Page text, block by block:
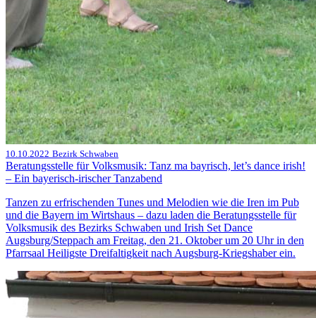
10.10.2022 Bezirk Schwaben
Beratungsstelle für Volksmusik: Tanz ma bayrisch, let’s dance irish!
– Ein bayerisch-irischer Tanzabend
Tanzen zu erfrischenden Tunes und Melodien wie die Iren im Pub
und die Bayern im Wirtshaus – dazu laden die Beratungsstelle für
Volksmusik des Bezirks Schwaben und Irish Set Dance
Augsburg/Steppach am Freitag, den 21. Oktober um 20 Uhr in den
Pfarrsaal Heiligste Dreifaltigkeit nach Augsburg-Kriegshaber ein.